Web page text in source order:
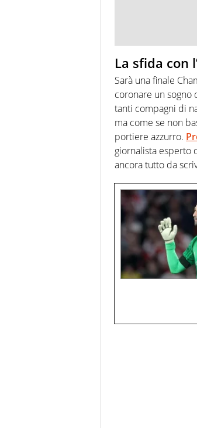
La sfida con
Sarà una finale
coronare un sogno
tanti compagni di
ma come se non
portiere azzurro.
giornalista esperto
ancora tutto da